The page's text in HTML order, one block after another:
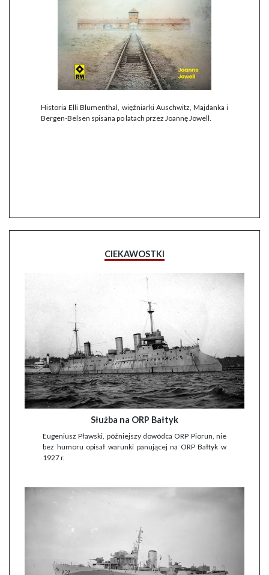
Historia Elli Blumenthal, więźniarki Auschwitz, Majdanka i
Bergen-Belsen spisana po latach przez Joannę Jowell.
CIEKAWOSTKI
Służba na ORP Bałtyk
Eugeniusz Pławski, późniejszy dowódca ORP Piorun, nie
bez humoru opisał warunki panującej na ORP Bałtyk w
1927 r.